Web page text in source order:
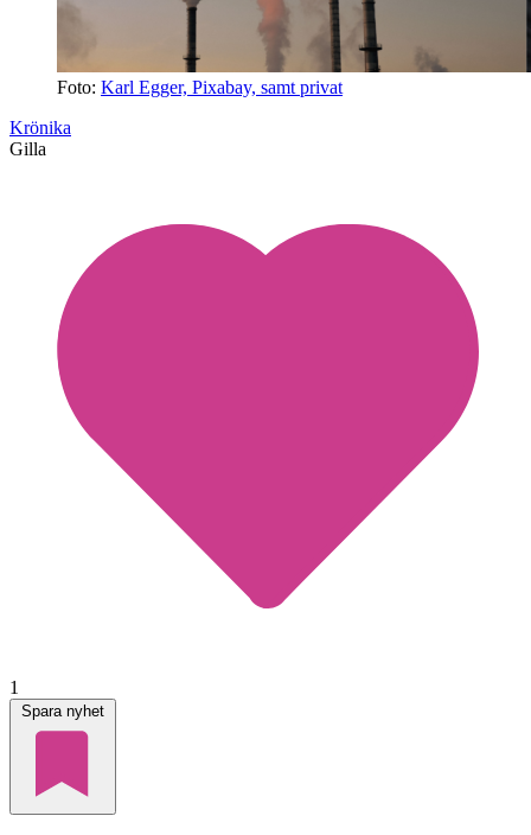
Foto: Karl Egger, Pixabay, samt privat
Krönika
Gilla
1
Spara nyhet